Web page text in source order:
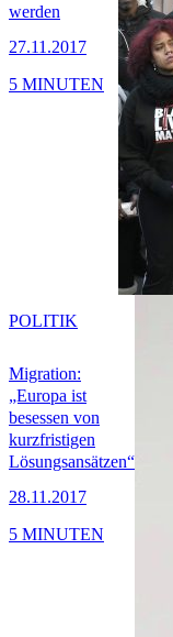
werden
27.11.2017
5 MINUTEN
Migration:
„Europa ist
besessen von
kurzfristigen
Lösungsansätzen“
28.11.2017
POLITIK
5 MINUTEN